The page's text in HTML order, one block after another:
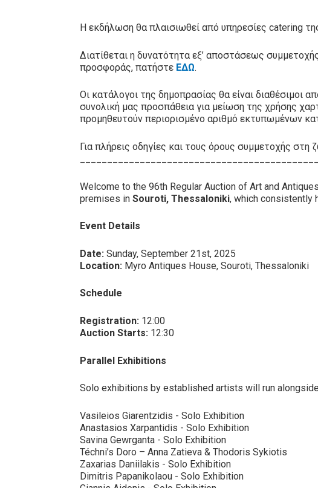
Η εκδήλωση θα πλαισιωθεί από υπηρεσίες catering
Διατίθεται η δυνατότητα εξ’ αποστάσεως
προσφοράς, πατήστε ΕΔΩ.
Οι κατάλογοι της δημοπρασίας θα είναι
συνολική μας προσπάθεια για μείωση της χρήσης
προμηθευτούν περιορισμένο αριθμό εκτυπωμένων
Για πλήρεις οδηγίες και τους όρους συμμετοχής
Welcome to the 96th Regular Auction of Art and
premises in Souroti, Thessaloniki, which consistently
Event Details
Date: Sunday, September 21st, 2025
Location: Myro Antiques House, Souroti, Thessaloniki
Schedule
Registration: 12:00
Auction Starts: 12:30
Parallel Exhibitions
Solo exhibitions by established artists will run
Vasileios Giarentzidis - Solo Exhibition
Anastasios Xarpantidis - Solo Exhibition
Savina Gewrganta - Solo Exhibition
Téchni’s Doro – Anna Zatieva & Thodoris Sykiotis
Zaxarias Daniilakis - Solo Exhibition
Dimitris Papanikolaou - Solo Exhibition